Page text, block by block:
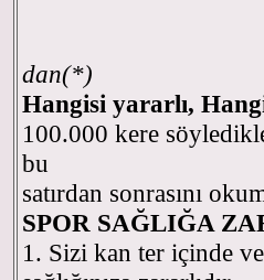
dan(*)
Hangisi yararlı,
100.000 kere
bu
satırdan sonrasını
SPOR SAĞLIĞA
1. Sizi kan ter içinde